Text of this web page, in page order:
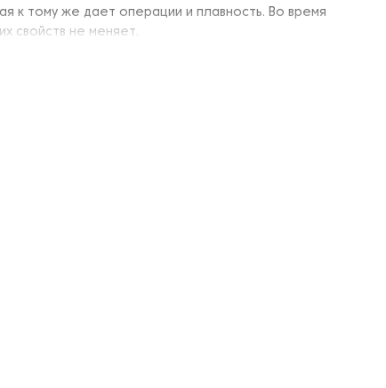
к тому же дает операции и плавность. Во время
свойств не меняет.